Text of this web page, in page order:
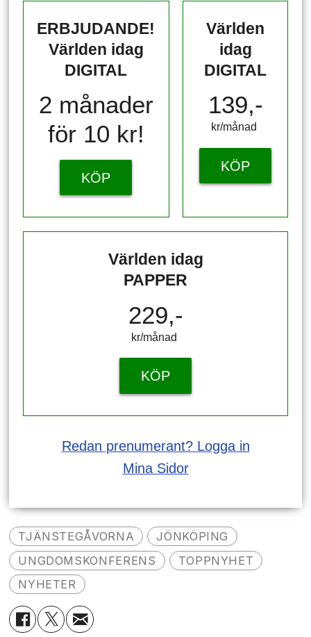
ERBJUDANDE!
Världen idag
DIGITAL
2 månader
för 10 kr!
KÖP
Världen
idag
DIGITAL
139,-
kr/månad ​​​​​​
KÖP
Världen idag
PAPPER
229,-
kr/månad ​​​​​​
KÖP
Redan prenumerant? Logga in
Mina Sidor
TJÄNSTEGÅVORNA
JÖNKÖPING
UNGDOMSKONFERENS
TOPPNYHET
NYHETER